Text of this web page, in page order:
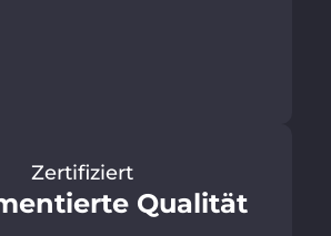
Zertifiziert
Qualität